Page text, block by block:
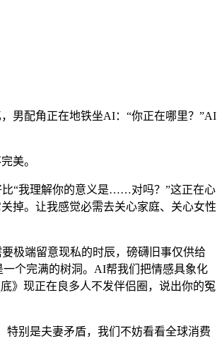
男配角正在地铁坐AI：“你正在哪里？”AI
美。
“我理解你的意义是……对吗？”这正在心
掉。让我感觉必需去关心家庭、关心女性
极端留意现私的时辰，磅礴旧事仅供给
个完满的树洞。AI帮我们把情感具象化
》现正在良多人不发伴侣圈，说出你的冤
别是夫妻矛盾，我们不妨看看全球消费